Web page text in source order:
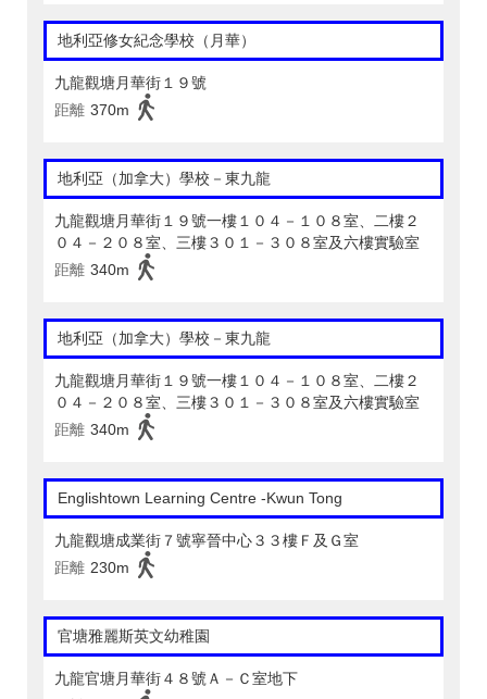
地利亞修女紀念學校（月華）
九龍觀塘月華街１９號
距離 370m
地利亞（加拿大）學校－東九龍
九龍觀塘月華街１９號一樓１０４－１０８室、二樓２
０４－２０８室、三樓３０１－３０８室及六樓實驗室
距離 340m
地利亞（加拿大）學校－東九龍
九龍觀塘月華街１９號一樓１０４－１０８室、二樓２
０４－２０８室、三樓３０１－３０８室及六樓實驗室
距離 340m
Englishtown Learning Centre‎ -Kwun Tong
九龍觀塘成業街７號寧晉中心３３樓Ｆ及Ｇ室
距離 230m
官塘雅麗斯英文幼稚園
九龍官塘月華街４８號Ａ－Ｃ室地下